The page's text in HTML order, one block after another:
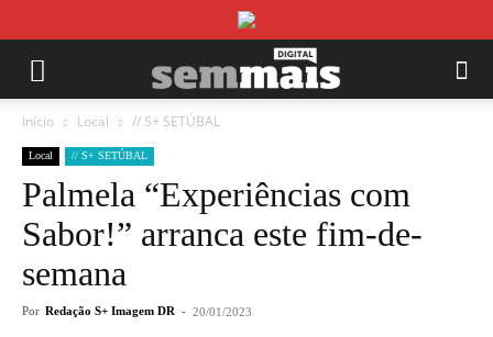
Início Local // S+ SETÚBAL
Local // S+ SETÚBAL
Palmela “Experiências com
Sabor!” arranca este fim-de-
semana
Por Redação S+ Imagem DR - 20/01/2023